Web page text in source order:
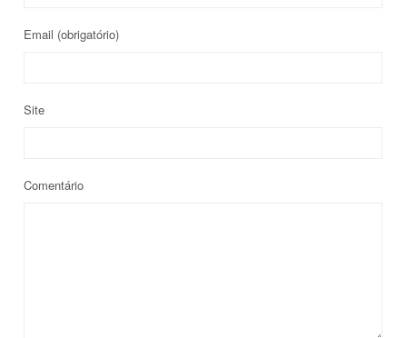
Email (obrigatório)
Site
Comentário